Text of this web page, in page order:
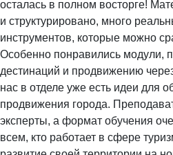
осталась в полном восторге!
и структурировано, много
инструментов, которые можно
Особенно понравились модули,
дестинаций и продвижению
нас в отделе уже есть идеи для
продвижения города.
эксперты, а формат обучения
всем, кто работает в сфере